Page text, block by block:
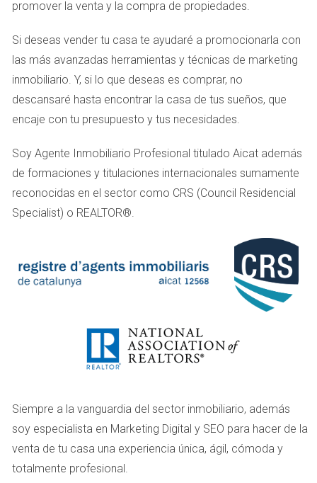
Control sobre la estrategia: Al depender demasiado
de Idealista, puedes perder la capacidad de adaptar
tu estrategia según las condiciones del mercado.
Costos ocultos:Las renovaciones y promociones
pueden acumularse rápidamente, afectando tus
Datos limitados:Aunque Idealista proporciona
estadísticas, estas pueden no reflejar la realidad local
o las tendencias emergentes.
Es vital recordar que tú eres quien conoce mejor tu
propiedad y su contexto. Un agente inmobiliario
experimentado puede ayudarte a interpretar los datos del
mercado y a diseñar una estrategia personalizada que
maximice tus oportunidades.
CASO DE ESTUDIO 1: LA FAMILIA
popular. Inicialmente, pensaron que publicar en Idealista
era suficiente para atraer compradores. Sin embargo,
después de meses sin ofertas concretas, decidieron
contactar a un agente inmobiliario local. Este profesional
promover la venta y la compra de propiedades.
Si deseas vender tu casa te ayudaré a promocionarla con
las más avanzadas herramientas y técnicas de marketing
inmobiliario. Y, si lo que deseas es comprar, no
descansaré hasta encontrar la casa de tus sueños, que
encaje con tu presupuesto y tus necesidades.
Soy Agente Inmobiliario Profesional titulado Aicat además
de formaciones y titulaciones internacionales sumamente
reconocidas en el sector como CRS (Council Residencial
Specialist) o REALTOR®.
Siempre a la vanguardia del sector inmobiliario, además
soy especialista en Marketing Digital y SEO para hacer de la
venta de tu casa una experiencia única, ágil, cómoda y
totalmente profesional.